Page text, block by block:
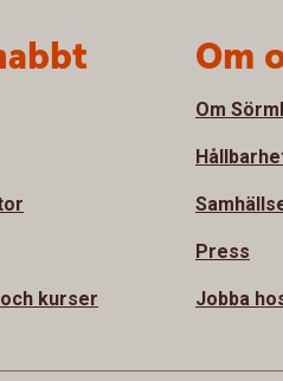
kurser
Om
Om
Press
Jobba